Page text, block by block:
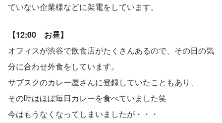
ていない企業様などに架電をしています。
【12:00　お昼】
オフィスが渋谷で飲食店がたくさんあるので、その日の気
分に合わせ外食をしています。
サブスクのカレー屋さんに登録していたこともあり、
その時はほぼ毎日カレーを食べていました笑
今はもうなくなってしまいましたが・・・